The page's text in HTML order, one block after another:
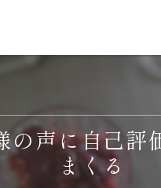
の声に自己評
まくる